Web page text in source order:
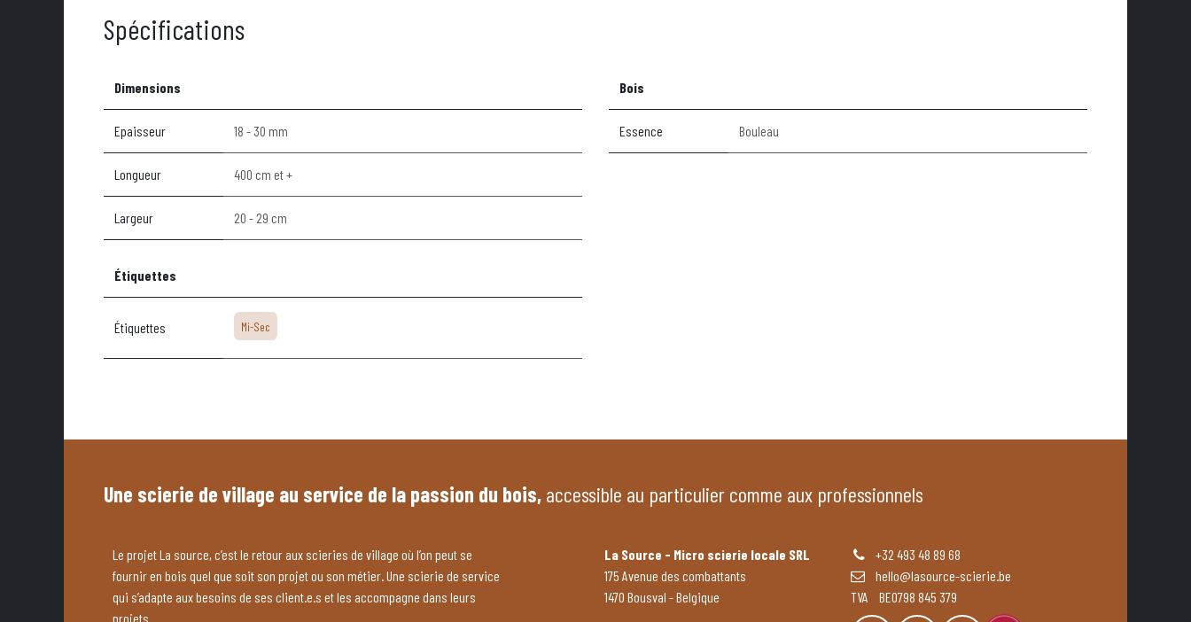
Spécifications
Dimensions
Epaisseur 18 - 30 mm
Longueur 400 cm et +
Largeur 20 - 29 cm
Bois
Essence Bouleau
Étiquettes
Étiquettes Mi-Sec
Une scierie de village au service de la passion du bois, accessible au particulier comme aux professionnels
Le projet La source, c’est le retour aux scieries de village où l’on peut se
fournir en bois quel que soit son projet ou son métier. Une scierie de service
qui s’adapte aux besoins de ses client.e.s et les accompagne dans leurs
projets.
La Source - Micro scierie locale SRL
175 Avenue des combattants
1470 Bousval - Belgique
+32 493 48 89 68
hello@lasource-scierie.be
TVA BE0798 845 379